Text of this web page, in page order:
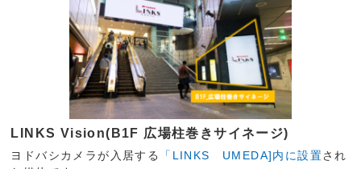
LINKS Vision(B1F 広場柱巻きサイネージ)
ヨドバシカメラが入居する 「LINKS UMEDA]内に設置され